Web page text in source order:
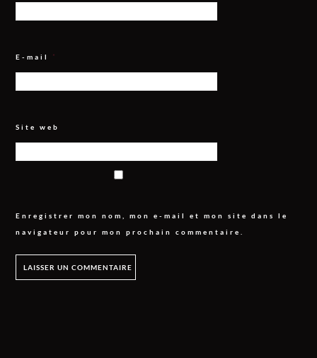
E-mail *
Site web
Enregistrer mon nom, mon e-mail et mon site dans le
navigateur pour mon prochain commentaire.